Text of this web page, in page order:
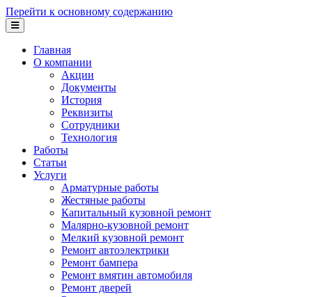
Перейти к основному содержанию
Главная
О компании
Акции
Документы
История
Реквизиты
Сотрудники
Технология
Работы
Статьи
Услуги
Арматурные работы
Жестяные работы
Капитальный кузовной ремонт
Малярно-кузовной ремонт
Мелкий кузовной ремонт
Ремонт автоэлектрики
Ремонт бампера
Ремонт вмятин автомобиля
Ремонт дверей